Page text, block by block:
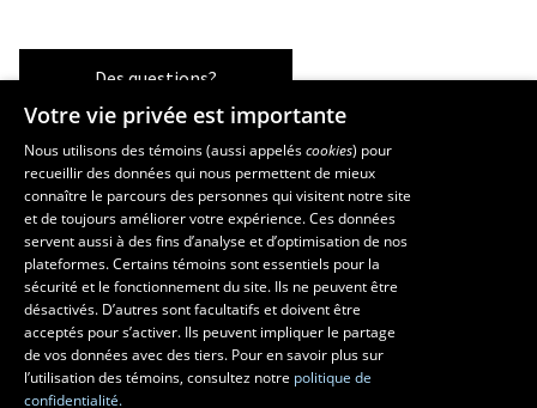
Des questions?
Les écoles et la recherche
École d’art
École supérieure d’aménagement du territoire et de développement
régional
École de design
Centre de recherche en aménagement et développement
Votre vie privée est importante
Nous utilisons des témoins (aussi appeléscookies) pour
recueillir des données qui nous permettent de mieux
connaître le parcours des personnes qui visitent notre site
et de toujours améliorer votre expérience. Ces données
servent aussi à des fins d’analyse et d’optimisation de nos
plateformes. Certains témoins sont essentiels pour la
sécurité et le fonctionnement du site. Ils ne peuvent être
désactivés. D’autres sont facultatifs et doivent être
acceptés pour s’activer. Ils peuvent impliquer le partage
de vos données avec des tiers. Pour en savoir plus sur
l’utilisation des témoins, consultez notre politique de
confidentialité.